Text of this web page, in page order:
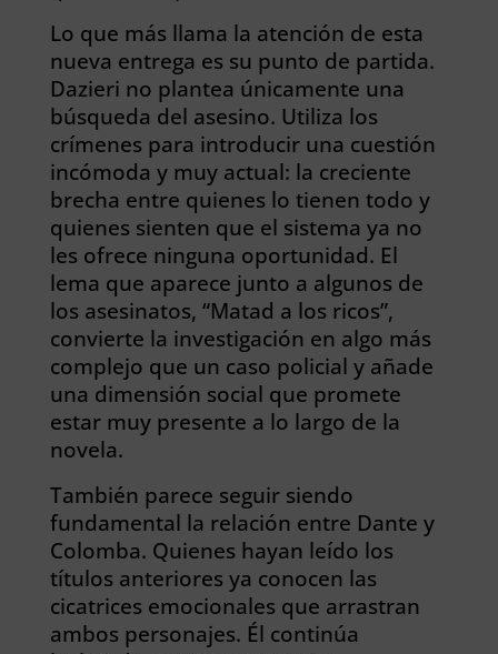
Lo que más llama la atención de esta
nueva entrega es su punto de partida.
Dazieri no plantea únicamente una
búsqueda del asesino. Utiliza los
crímenes para introducir una cuestión
incómoda y muy actual: la creciente
brecha entre quienes lo tienen todo y
quienes sienten que el sistema ya no
les ofrece ninguna oportunidad. El
lema que aparece junto a algunos de
los asesinatos, “Matad a los ricos”,
convierte la investigación en algo más
complejo que un caso policial y añade
una dimensión social que promete
estar muy presente a lo largo de la
novela.
También parece seguir siendo
fundamental la relación entre Dante y
Colomba. Quienes hayan leído los
títulos anteriores ya conocen las
cicatrices emocionales que arrastran
ambos personajes. Él continúa